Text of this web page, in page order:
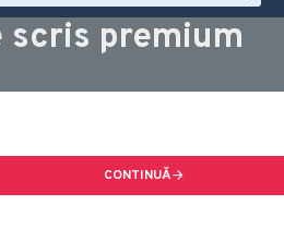
premium
CONTINUĂ